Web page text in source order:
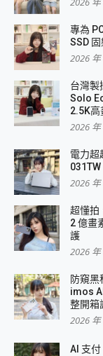
專為
SSD
2026
台灣製
Solo
2.5K高
2026
電力超
2026
超懂拍
2 億畫
護
2026
防窺黑
imos
整開箱
2026
AI 支